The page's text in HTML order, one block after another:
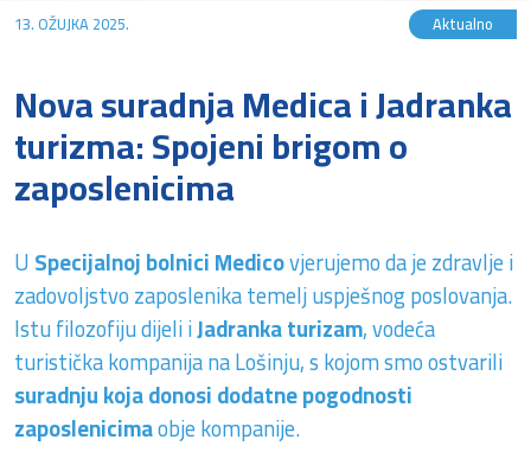
13. OŽUJKA 2025. Aktualno
Nova suradnja Medica i Jadranka
turizma: Spojeni brigom o
zaposlenicima
USpecijalnoj bolnici Medicovjerujemo da je zdravlje i
zadovoljstvo zaposlenika temelj uspješnog poslovanja.
Istu filozofiju dijeli iJadranka turizam, vodeća
turistička kompanija na Lošinju, s kojom smo ostvarili
suradnju koja donosi dodatne pogodnosti
zaposlenicimaobje kompanije.